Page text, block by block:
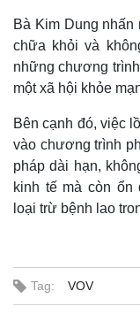
Thể thao
Bóng đá
Lịch thi đấu bóng đá
Thế giới thể thao
Bà Kim Dung
chữa khỏi và
những chương
một xã hội khỏe
Bên cạnh đó, việc
vào chương trình
pháp dài hạn,
kinh tế mà còn ổn
loại trừ bệnh lao
Tag: VOV